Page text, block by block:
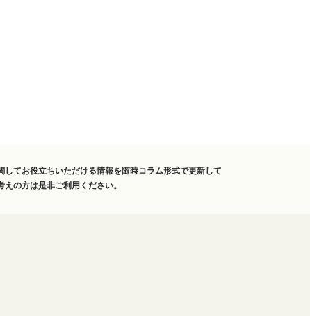
てお役立ちいただける情報を随時コラム形式で更新して
の方は是非ご利用ください。